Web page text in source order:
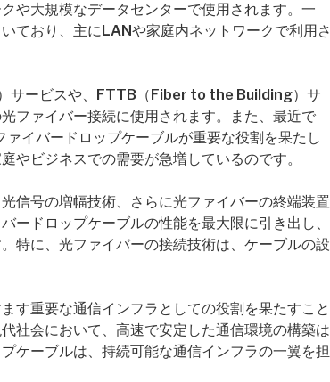
や大規模なデータセンターで使用されます。一
ており、主にLANや家庭内ネットワークで利用さ
サービスや、FTTB（Fiber to the Building）サ
ファイバー接続に使用されます。また、最近で
イバードロップケーブルが重要な役割を果たし
やビジネスでの需要が急増しているのです。
信号の増幅技術、さらに光ファイバーの終端装置
ードロップケーブルの性能を最大限に引き出し、
特に、光ファイバーの接続技術は、ケーブルの設
す重要な通信インフラとしての役割を果たすこと
社会において、高速で安定した通信環境の構築は
ケーブルは、持続可能な通信インフラの一翼を担